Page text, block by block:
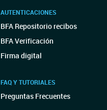
AUTENTICACIONES
BFA Repositorio recibos
BFA Verificación
Firma digital
FAQ Y TUTORIALES
Preguntas Frecuentes